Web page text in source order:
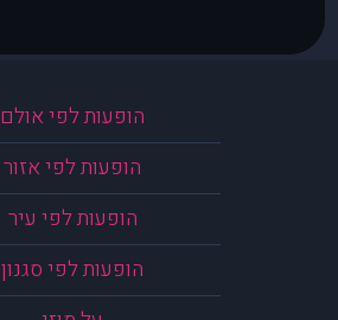
הופעות לפי אולם
הופעות לפי אזור
הופעות לפי עיר
הופעות לפי סגנון